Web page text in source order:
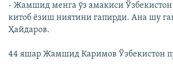
- Жамшид менга ўз амакиси
китоб ëзиш ниятини гапирди. Ана шу
Ҳайдаров.
44 яшар Жамшид Каримов Ўзбекистон